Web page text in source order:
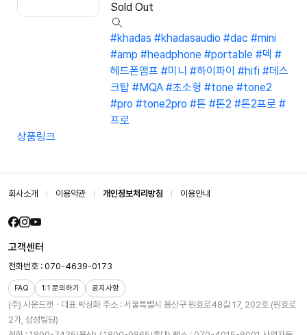
Sold Out
#khadas #khadasaudio #dac #mini
#amp #headphone #portable #덱 #
헤드폰앰프 #미니 #하이파이 #hifi #데스
크탑 #MQA #초소형 #tone #tone2
#pro #tone2pro #톤 #톤2 #톤2프로 #
프로
상품링크
회사소개 이용약관 개인정보처리방침 이용안내
(주) 사운드캣ㆍ대표 박상화 주소 : 서울특별시 용산구 원효로48길 17, 202호 (원효로
2가, 삼성빌딩)
고객센터
전화번호 : 070-4639-0173
FAQ 1:1 문의하기 공지사항